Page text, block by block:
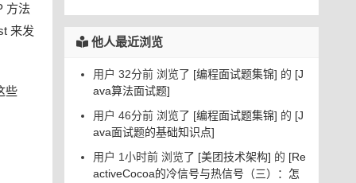
方法
来发
些
他人最近浏览
用户 32分前 浏览了 [编程面试题集锦] 的 [J
ava算法面试题]
用户 46分前 浏览了 [编程面试题集锦] 的 [J
ava面试题的基础知识点]
用户 1小时前 浏览了 [美团技术架构] 的 [Re
activeCocoa的冷信号与热信号（三）：怎